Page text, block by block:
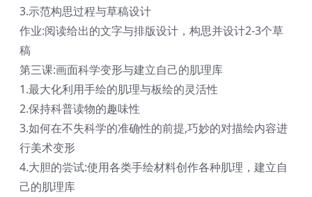
3.示范构思过程与草稿设计
作业:阅读给出的文字与排版设计，构思并设计2-3个草
稿
第三课:画面科学变形与建立自己的肌理库
1.最大化利用手绘的肌理与板绘的灵活性
2.保持科普读物的趣味性
3.如何在不失科学的准确性的前提,巧妙的对描绘内容进
行美术变形
4.大胆的尝试:使用各类手绘材料创作各种肌理，建立自
己的肌理库